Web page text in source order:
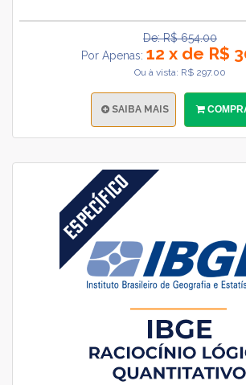
De: R$ 654.00
Por Apenas: 12 x de R$
Ou à vista: R$ 297.00
SAIBA MAIS